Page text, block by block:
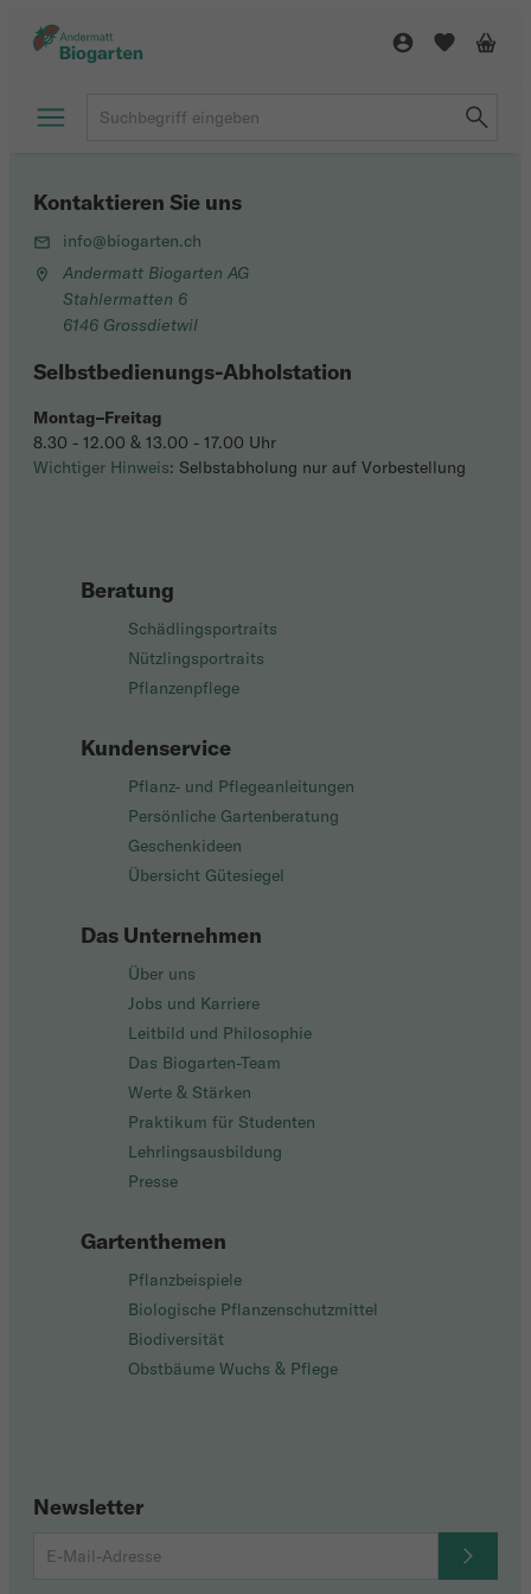
Beratung
Schädlingsportraits
Nützlingsportraits
Pflanzenpflege
Kundenservice
Pflanz- und Pflegeanleitungen
Persönliche Gartenberatung
Geschenkideen
Übersicht Gütesiegel
Das Unternehmen
Über uns
Jobs und Karriere
Leitbild und Philosophie
Das Biogarten-Team
Werte & Stärken
Praktikum für Studenten
Lehrlingsausbildung
Presse
Gartenthemen
Pflanzbeispiele
Biologische Pflanzenschutzmittel
Biodiversität
Obstbäume Wuchs & Pflege
Newsletter
Kontaktieren Sie uns
info@biogarten.ch
Andermatt Biogarten AG
Stahlermatten 6
6146 Grossdietwil
Selbstbedienungs-Abholstation
Montag–Freitag
8.30 - 12.00 & 13.00 - 17.00 Uhr
Wichtiger Hinweis: Selbstabholung nur auf Vorbestellung